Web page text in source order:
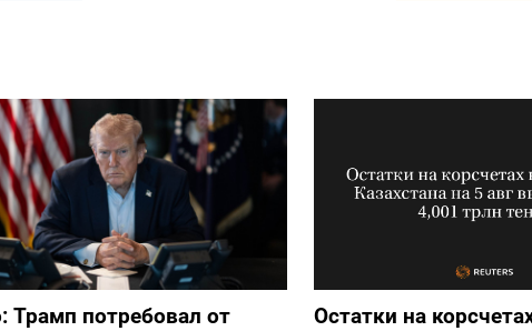
Трамп потребовал от
Остатки на